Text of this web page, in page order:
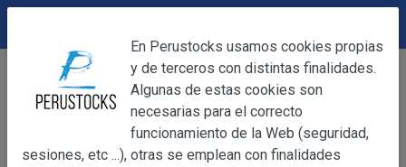
Alimentación Miel, Azúcar, Esencias
Miel, Azúcar, Esencias
Filters 3
OBJETO
DEVOLUCIONES
En Perustocks usamos cookies propias
y de terceros con distintas finalidades.
Algunas de estas cookies son
necesarias para el correcto
funcionamiento de la Web (seguridad,
sesiones, etc ...), otras se emplean con finalidades